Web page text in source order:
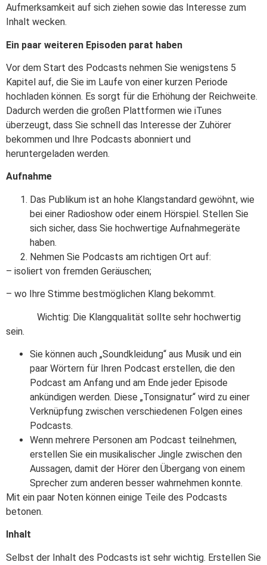
Aufmerksamkeit auf sich ziehen sowie das Interesse zum
Inhalt wecken.
Ein paar weiteren Episoden parat haben
Vor dem Start des Podcasts nehmen Sie wenigstens 5
Kapitel auf, die Sie im Laufe von einer kurzen Periode
hochladen können. Es sorgt für die Erhöhung der Reichweite.
Dadurch werden die großen Plattformen wie iTunes
überzeugt, dass Sie schnell das Interesse der Zuhörer
bekommen und Ihre Podcasts abonniert und
heruntergeladen werden.
Aufnahme
Das Publikum ist an hohe Klangstandard gewöhnt, wie
bei einer Radioshow oder einem Hörspiel. Stellen Sie
sich sicher, dass Sie hochwertige Aufnahmegeräte
haben.
Nehmen Sie Podcasts am richtigen Ort auf:
– isoliert von fremden Geräuschen;
– wo Ihre Stimme bestmöglichen Klang bekommt.
Wichtig: Die Klangqualität sollte sehr hochwertig
sein.
Sie können auch „Soundkleidung“ aus Musik und ein
paar Wörtern für Ihren Podcast erstellen, die den
Podcast am Anfang und am Ende jeder Episode
ankündigen werden. Diese „Tonsignatur“ wird zu einer
Verknüpfung zwischen verschiedenen Folgen eines
Podcasts.
Wenn mehrere Personen am Podcast teilnehmen,
erstellen Sie ein musikalischer Jingle zwischen den
Aussagen, damit der Hörer den Übergang von einem
Sprecher zum anderen besser wahrnehmen konnte.
Mit ein paar Noten können einige Teile des Podcasts
betonen.
Inhalt
Selbst der Inhalt des Podcasts ist sehr wichtig. Erstellen Sie